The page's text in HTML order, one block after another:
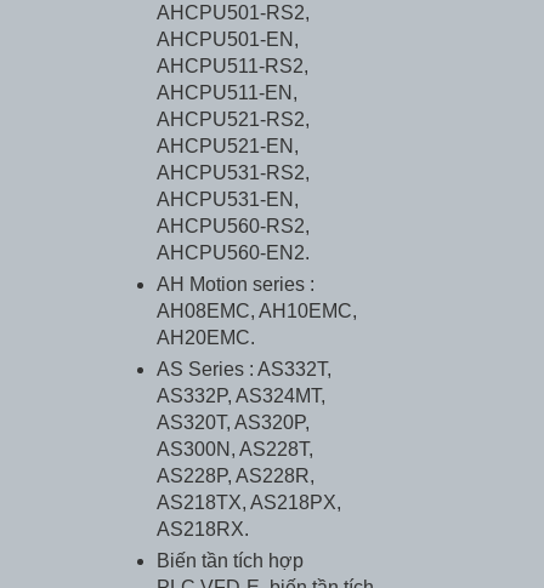
AHCPU501-RS2,
AHCPU501-EN,
AHCPU511-RS2,
AHCPU511-EN,
AHCPU521-RS2,
AHCPU521-EN,
AHCPU531-RS2,
AHCPU531-EN,
AHCPU560-RS2,
AHCPU560-EN2.
AH Motion series :
AH08EMC, AH10EMC,
AH20EMC.
AS Series : AS332T,
AS332P, AS324MT,
AS320T, AS320P,
AS300N, AS228T,
AS228P, AS228R,
AS218TX, AS218PX,
AS218RX.
Biến tần tích hợp